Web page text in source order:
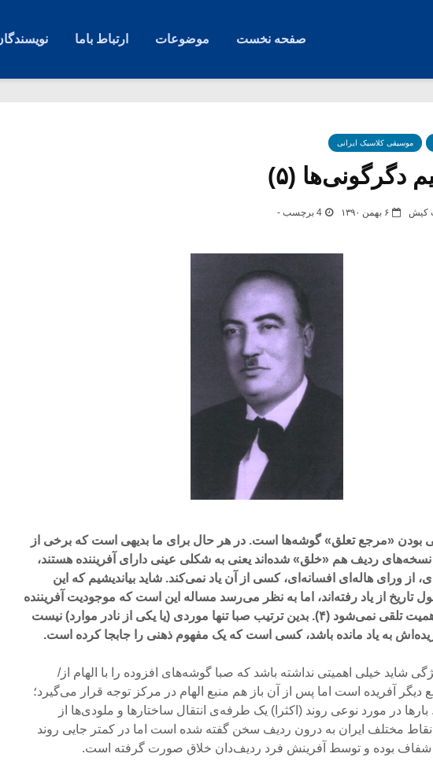
صفحه نخست موضوعات ارتباط باما
موسیقی کلاسیک ایرانی
دگرگونی‌ها (۵)
کیش ۶ بهمن ۱۳۹۰ 4 برچسب -
بودن «مرجع تعلق» گوشه‌ها است. در هر حال برای ما بدیهی است که برخی از
ردیف هم «خلق» شده‌اند یعنی به شکلی عینی دارای آفریننده هستند،
از ورای هاله‌ای افسانه‌ای، کسی از آن یاد نمی‌کند. شاید بیاندیشیم که این
تاریخ از یاد رفته‌اند، اما به نظر می‌رسد مساله این است که موجودیت آفریننده
از نظر ذهنی بااهمیت تلقی نمی‌شود (۴). بدین ترتیب صبا تنها موردی (یا یکی از نادر موارد) نیست
به یاد مانده باشد، کسی است که یک مفهوم ذهنی را جابجا کرده است.
شاید خیلی اهمیتی نداشته باشد که صبا گوشه‌های افزوده را با الهام از/
دیگر آفریده است اما پس از آن باز هم منبع الهام در مرکز توجه قرار می‌گیرد؛
در مورد نوعی روند (اکثرا) یک طرفه‌ی انتقال ساختارها و ملودی‌ها از
مختلف ایران به درون ردیف سخن گفته شده است اما در کمتر جایی روند
حد شفاف بوده و توسط آفرینش فرد ردیف‌دان خلاق صورت گرفته است.